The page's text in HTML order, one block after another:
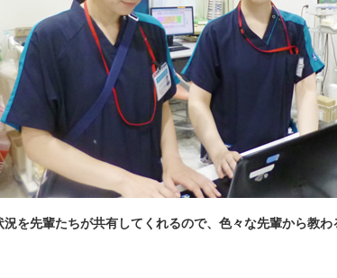
況を先輩たちが共有してくれるので、色々な先輩から教